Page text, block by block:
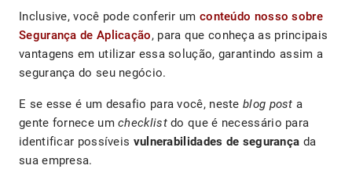
Inclusive, você pode conferir um conteúdo nosso sobre
Segurança de Aplicação, para que conheça as principais
vantagens em utilizar essa solução, garantindo assim a
segurança do seu negócio.
E se esse é um desafio para você, neste blog post a
gente fornece umchecklistdo que é necessário para
identificar possíveis vulnerabilidades de segurança da
sua empresa.